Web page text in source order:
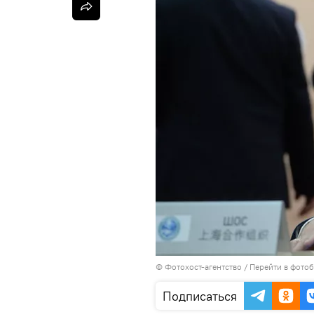
© Фотохост-агентство / Перейти в
Подписаться